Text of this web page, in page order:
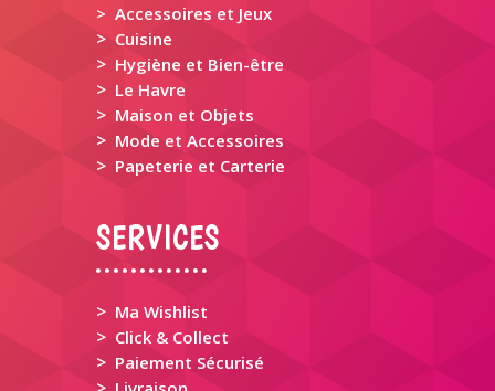
> Accessoires et Jeux
> Cuisine
> Hygiène et Bien-être
> Le Havre
> Maison et Objets
> Mode et Accessoires
> Papeterie et Carterie
SERVICES
> Ma Wishlist
> Click & Collect
> Paiement Sécurisé